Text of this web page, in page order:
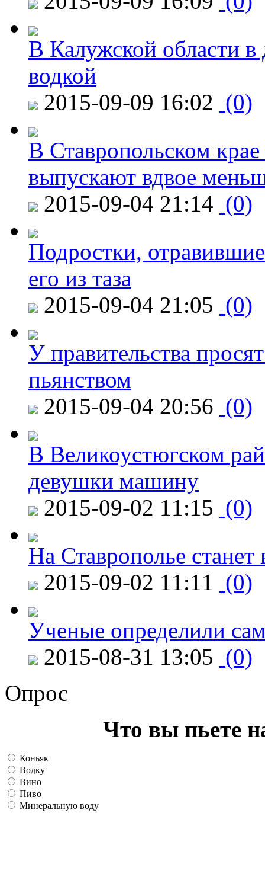
В Калужской области в
водкой
2015-09-09 16:02 (0)
В Ставропольском
выпускают вдвое
2015-09-04 21:14 (0)
Подростки,
его из таза
2015-09-04 21:05 (0)
У правительства
пьянством
2015-09-04 20:56 (0)
В Великоустюгском
девушки машину
2015-09-02 11:15 (0)
На Ставрополье
2015-09-02 11:11 (0)
Ученые определили
2015-08-31 13:05 (0)
Опрос
Что вы пьете
Коньяк
Водку
Вино
Пиво
Минеральную воду